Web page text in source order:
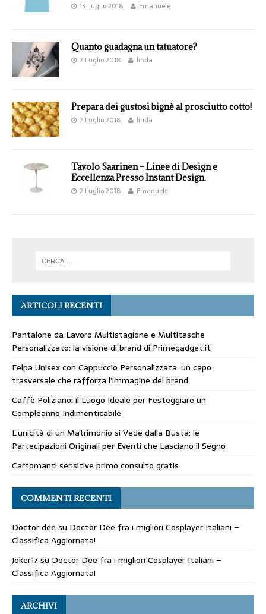
13 Luglio 2018 Emanuele
Quanto guadagna un tatuatore?
7 Luglio 2018 linda
Prepara dei gustosi bignè al prosciutto cotto!
7 Luglio 2018 linda
Tavolo Saarinen – Linee di Design e
Eccellenza Presso Instant Design.
2 Luglio 2018 Emanuele
ARTICOLI RECENTI
Pantalone da Lavoro Multistagione e Multitasche
Personalizzato: la visione di brand di Primegadget.it
Felpa Unisex con Cappuccio Personalizzata: un capo
trasversale che rafforza l’immagine del brand
Caffè Poliziano: il Luogo Ideale per Festeggiare un
Compleanno Indimenticabile
L’unicità di un Matrimonio si Vede dalla Busta: le
Partecipazioni Originali per Eventi che Lasciano il Segno
Cartomanti sensitive primo consulto gratis
COMMENTI RECENTI
Doctor dee su Doctor Dee fra i migliori Cosplayer Italiani –
Classifica Aggiornata!
Joker17su Doctor Dee fra i migliori Cosplayer Italiani –
Classifica Aggiornata!
ARCHIVI